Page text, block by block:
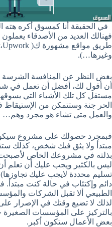
في الحقيقة أنا كمسوق أكره
فهنالك العديد من الأصدقاء
وغيرها…).
بغض النظر عن المنافسة الشرسة
أن أقول لك، أفضل أن تعمل في
مستقل كل تلك الأشياء التي
الحر جنة وستتمكن من
والعمل متى تشاء هو مجرد وهم…
فبمجرد حصولك على مشروع
مبتدأ ولا يثق فيك شخص، كذلك
بذلته في مشروعك الخاص
ليس بالكثير ويجب عليك أن تعلم
تسليم محددة لايجب عليك
دائم وإكتئاب في حالة كنت مبتدأ.
الطبيعي ألا تقبل الشركات
لذلك لا تضيع وقتك في الإصرار
بالتركيز على المؤسسات الصغيرة
بعض الأعمال ستكون أكبر.